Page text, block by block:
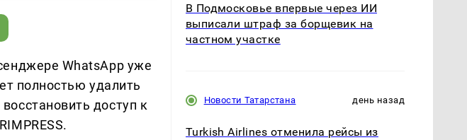
WhatsApp уже
полностью удалить
доступ к
В Подмосковье впервые через ИИ
выписали штраф за борщевик на
частном участке
Новости Татарстана день назад
Turkish Airlines отменила рейсы из